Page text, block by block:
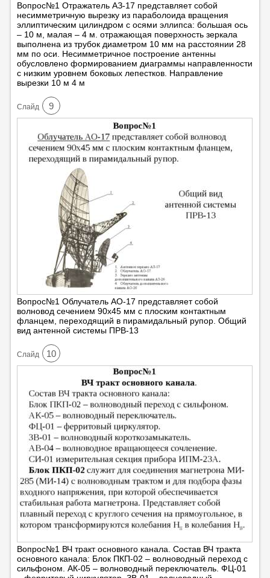
Вопрос№1 Отражатель АЗ-17 представляет собой
несимметричную вырезку из параболоида вращения
эллиптическим цилиндром с осями эллипса: большая ось
– 10 м, малая – 4 м. отражающая поверхность зеркала
выполнена из трубок диаметром 10 мм на расстоянии 28
мм по оси. Несимметричное построение антенны
обусловлено формированием диаграммы направленности
с низким уровнем боковых лепестков. Направление
вырезки 10 м 4 м
Cлайд 9
Вопрос№1 Облучатель АО-17 представляет собой
волновод сечением 90х45 мм с плоским контактным
фланцем, переходящий в пирамидальный рупор. Общий
вид антенной системы ПРВ-13
Cлайд 10
Вопрос№1 ВЧ тракт основного канала. Состав ВЧ тракта
основного канала: Блок ПКП-02 – волноводный переход с
сильфоном. АК-05 – волноводный переключатель. ФЦ-01